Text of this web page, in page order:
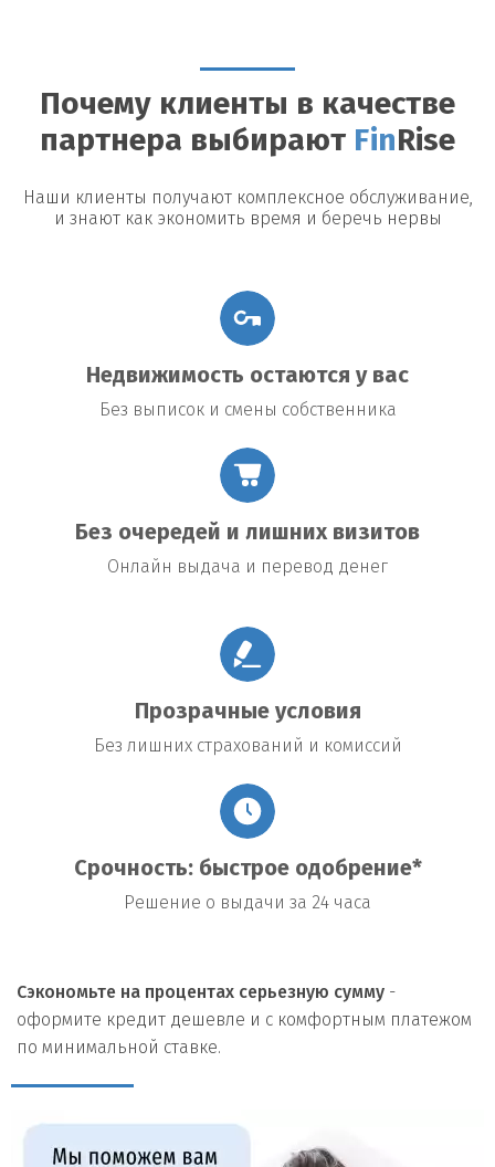
Возможные риски
Утрата недвижимости: В случае невыполнения условий
договора заемщик рискует потерять заложенное имущество.
Повышение процентной ставки:В некоторых договорах
предусмотрено повышение процентной ставки в случае
изменения общих экономических условий.
Почему клиенты в качестве
партнера выбирают Fin Rise
Наши клиенты получают комплексное обслуживание,
и знают как экономить время и беречь нервы
Недвижимость остаются у вас
Без выписок и смены собственника
Без очередей и лишних визитов
Онлайн выдача и перевод денег
Прозрачные условия
Без лишних страхований и комиссий
Срочность: быстрое одобрение*
Решение о выдачи за 24 часа
Сэкономьте на процентах серьезную сумму -
оформите кредит дешевле и с комфортным платежом
по минимальной ставке.